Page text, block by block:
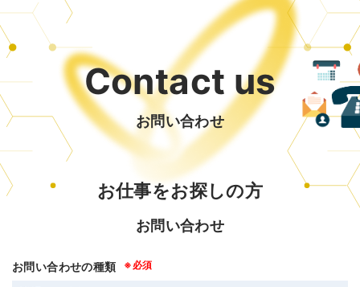
Contact us
お問い合わせ
お仕事をお探しの方
お問い合わせ
お問い合わせの種類